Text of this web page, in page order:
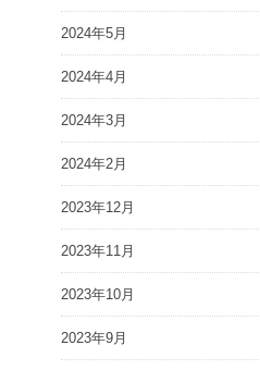
2024年5月
2024年4月
2024年3月
2024年2月
2023年12月
2023年11月
2023年10月
2023年9月